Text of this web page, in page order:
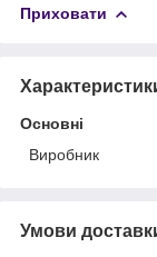
Приховати
Основні
Виробник
Умови